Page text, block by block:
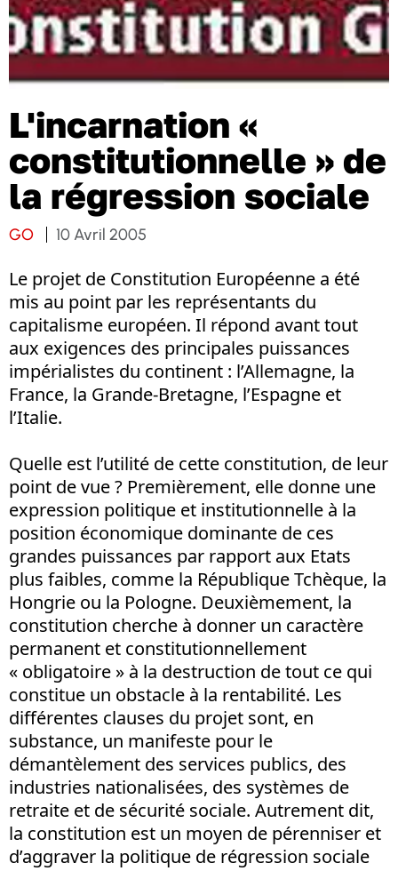
L'incarnation «
constitutionnelle » de
la régression sociale
GO 10 Avril 2005
Le projet de Constitution Européenne a été
mis au point par les représentants du
capitalisme européen. Il répond avant tout
aux exigences des principales puissances
impérialistes du continent : l’Allemagne, la
France, la Grande-Bretagne, l’Espagne et
l’Italie.
Quelle est l’utilité de cette constitution, de leur
point de vue ? Premièrement, elle donne une
expression politique et institutionnelle à la
position économique dominante de ces
grandes puissances par rapport aux Etats
plus faibles, comme la République Tchèque, la
Hongrie ou la Pologne. Deuxièmement, la
constitution cherche à donner un caractère
permanent et constitutionnellement
« obligatoire » à la destruction de tout ce qui
constitue un obstacle à la rentabilité. Les
différentes clauses du projet sont, en
substance, un manifeste pour le
démantèlement des services publics, des
industries nationalisées, des systèmes de
retraite et de sécurité sociale. Autrement dit,
la constitution est un moyen de pérenniser et
d’aggraver la politique de régression sociale